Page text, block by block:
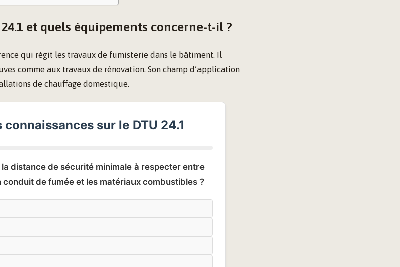
24.1 et quels équipements concerne-t-il ?
qui régit les travaux de fumisterie dans le bâtiment. Il
comme aux travaux de rénovation. Son champ d’application
de chauffage domestique.
connaissances sur le DTU 24.1
la distance de sécurité minimale à respecter entre
de fumée et les matériaux combustibles ?